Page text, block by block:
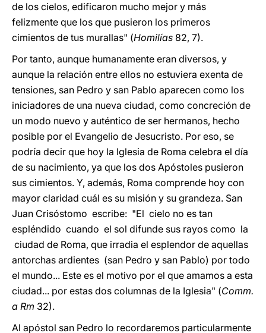
de los cielos, edificaron mucho mejor y más
felizmente que los que pusieron los primeros
cimientos de tus murallas" (Homilías 82, 7).
Por tanto, aunque humanamente eran diversos, y
aunque la relación entre ellos no estuviera exenta de
tensiones, san Pedro y san Pablo aparecen como los
iniciadores de una nueva ciudad, como concreción de
un modo nuevo y auténtico de ser hermanos, hecho
posible por el Evangelio de Jesucristo. Por eso, se
podría decir que hoy la Iglesia de Roma celebra el día
de su nacimiento, ya que los dos Apóstoles pusieron
sus cimientos. Y, además, Roma comprende hoy con
mayor claridad cuál es su misión y su grandeza. San
Juan Crisóstomo escribe: "El cielo no es tan
espléndido cuando el sol difunde sus rayos como la
ciudad de Roma, que irradia el esplendor de aquellas
antorchas ardientes (san Pedro y san Pablo) por todo
el mundo... Este es el motivo por el que amamos a esta
ciudad... por estas dos columnas de la Iglesia" (Comm.
a Rm 32).
Al apóstol san Pedro lo recordaremos particularmente